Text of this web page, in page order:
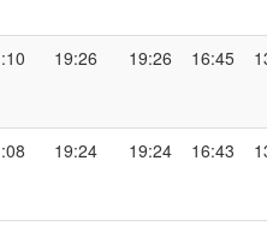
16:45
19:26
19:26
21:10
16:43
19:24
19:24
21:08